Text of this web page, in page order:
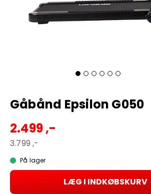
Gåbånd Epsilon G050
2.499 ,-
3.799 ,-
På lager
LÆG I INDKØBSKURV